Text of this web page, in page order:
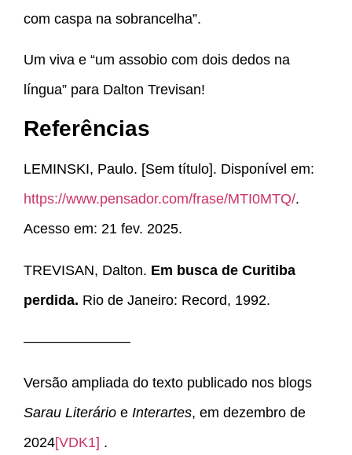
com caspa na sobrancelha”.
Um viva e “um assobio com dois dedos na
língua” para Dalton Trevisan!
Referências
LEMINSKI, Paulo. [Sem título]. Disponível em:
https://www.pensador.com/frase/MTI0MTQ/.
Acesso em: 21 fev. 2025.
TREVISAN, Dalton. Em busca de Curitiba
perdida. Rio de Janeiro: Record, 1992.
———————–
Versão ampliada do texto publicado nos blogs
Sarau Literário e Interartes, em dezembro de
2024[VDK1] .